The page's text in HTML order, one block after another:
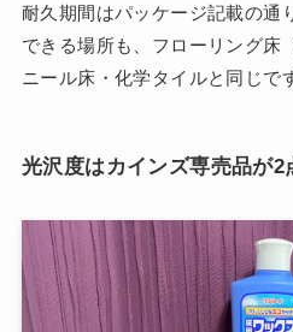
耐久期間はパッケージ記載の通
できる場所も、フローリング床
ニール床・化学タイルと同じで
光沢度はカインズ専売品が2